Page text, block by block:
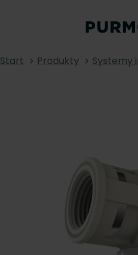
Start Produkty Systemy